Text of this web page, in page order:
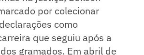
por colecionar
como
que seguiu após a
gramados. Em abril de